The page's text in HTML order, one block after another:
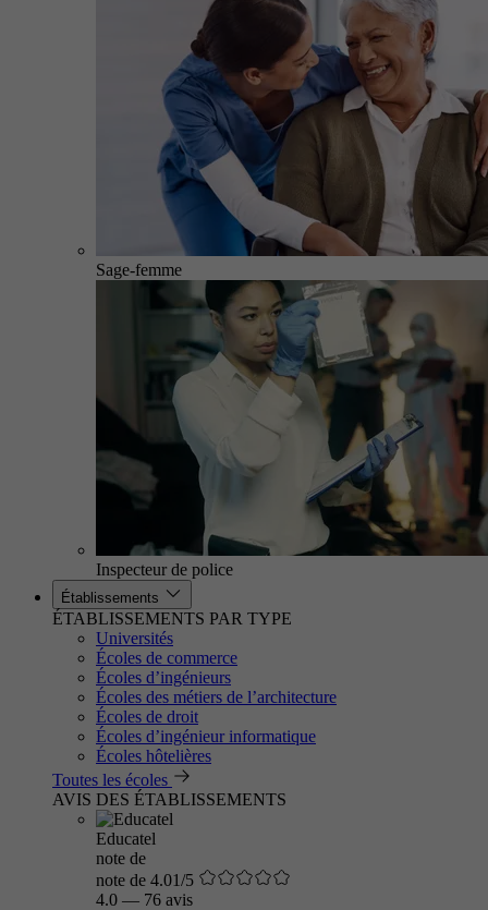
Sage-femme
Inspecteur de police
Établissements
ÉTABLISSEMENTS PAR TYPE
Universités
Écoles de commerce
Écoles d’ingénieurs
Écoles des métiers de l’architecture
Écoles de droit
Écoles d’ingénieur informatique
Écoles hôtelières
Toutes les écoles
AVIS DES ÉTABLISSEMENTS
Educatel
note de
note de 4.01/5
4.0 — 76 avis